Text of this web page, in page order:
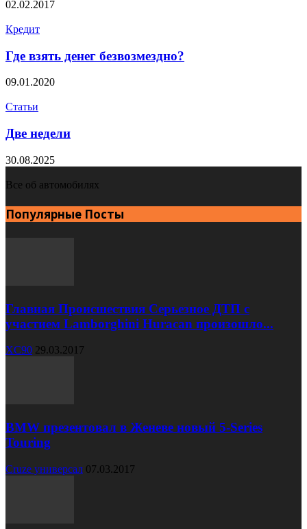
02.02.2017
Кредит
Где взять денег безвозмездно?
09.01.2020
Статьи
Две недели
30.08.2025
Все об автомобилях
Популярные Посты
Главная Происшествия Серьезное ДТП с
участием Lamborghini Huracan произошло...
XC90 29.03.2017
BMW презентовал в Женеве новый 5-Series
Touring
Cruze универсал 07.03.2017